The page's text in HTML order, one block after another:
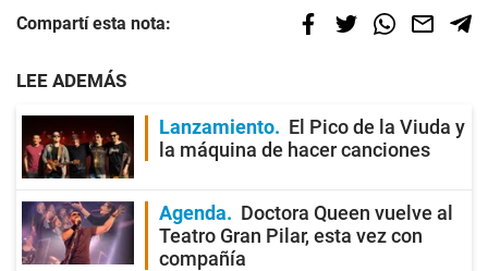
Compartí esta nota:
LEE ADEMÁS
Lanzamiento
El Pico de la Viuda y
la máquina de hacer canciones
Agenda
Doctora Queen vuelve al
Teatro Gran Pilar, esta vez con
compañía